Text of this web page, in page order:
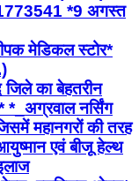
*9 अगस्त
मेडिकल स्टोर*
का बेहतरीन
नर्सिंग
महानगरों की तरह
एवं बीजू हेल्थ